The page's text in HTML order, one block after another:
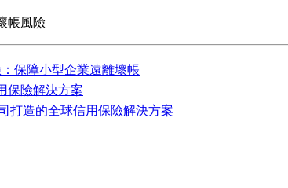
帳風險
保障小型企業遠離壞帳
保險解決方案
打造的全球信用保險解決方案